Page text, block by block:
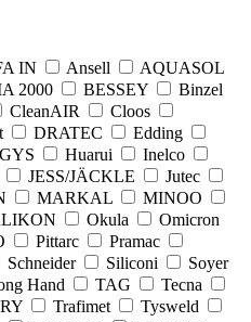
IN Ansell
AQUASOL
2000 BESSEY
Binzel
CleanAIR
Cloos
DRATEC
Edding
GYS Huarui
Inelco
JESS/JÄCKLE
Jutec
MARKAL
MINOO
Okula
Omicron
Pittarc
Pramac
Schneider Siliconi
Soyer
Hand TAG
Tecna
Trafimet
Tysweld